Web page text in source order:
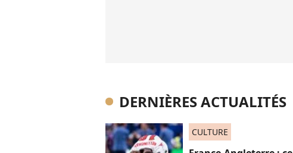
DERNIÈRES ACTUALITÉS
CULTURE